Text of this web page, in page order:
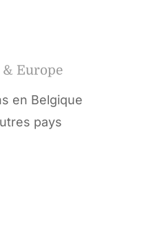
& Europe
en Belgique
pays